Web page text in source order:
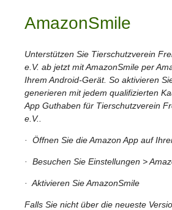
AmazonSmile
Unterstützen Sie Tierschutzverein
e.V. ab jetzt mit AmazonSmile per
Ihrem Android-Gerät. So aktivieren
generieren mit jedem qualifizierten
App Guthaben für Tierschutzverein
e.V..
· Öffnen Sie die Amazon App auf
· Besuchen Sie Einstellungen >
· Aktivieren Sie AmazonSmile
Falls Sie nicht über die neueste